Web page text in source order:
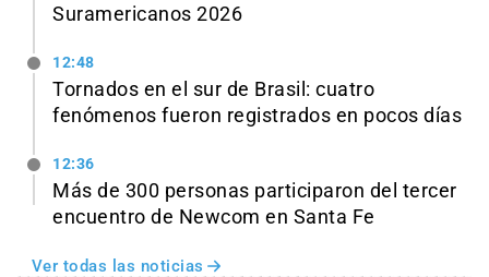
Suramericanos 2026
12:48
Tornados en el sur de Brasil: cuatro
fenómenos fueron registrados en pocos días
12:36
Más de 300 personas participaron del tercer
encuentro de Newcom en Santa Fe
Ver todas las noticias